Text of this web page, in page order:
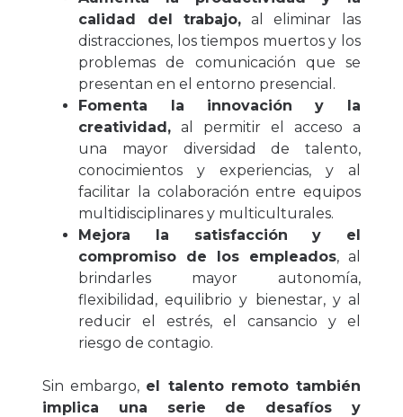
calidad del trabajo,al eliminar las
distracciones, los tiempos muertos y los
problemas de comunicación que se
presentan en el entorno presencial.
Fomenta la innovación y la
creatividad, al permitir el acceso a
una mayor diversidad de talento,
conocimientos y experiencias, y al
facilitar la colaboración entre equipos
multidisciplinares y multiculturales.
Mejora la satisfacción y el
compromiso de los empleados, al
brindarles mayor autonomía,
flexibilidad, equilibrio y bienestar, y al
reducir el estrés, el cansancio y el
riesgo de contagio.
Sin embargo, el talento remoto también
implica una serie de desafíos y